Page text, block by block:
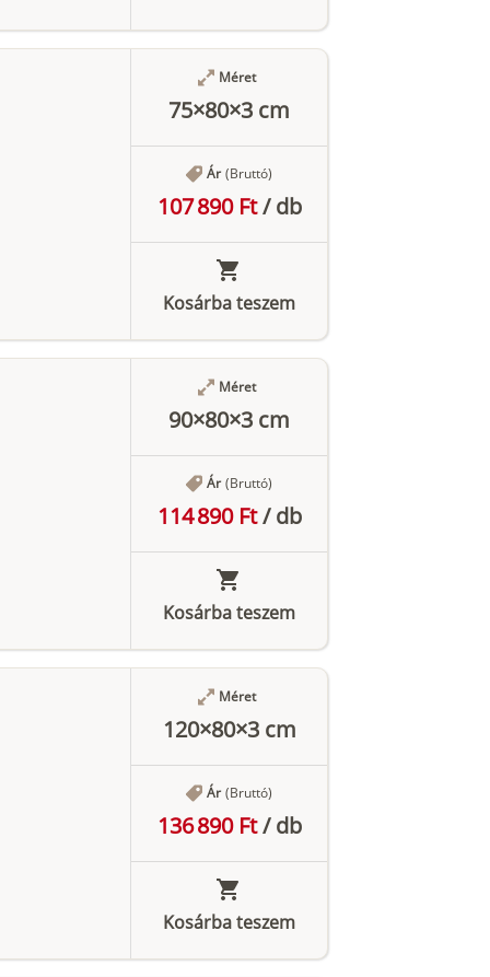
Méret
75×80×3 cm
Ár (Bruttó)
107 890 Ft/db
Kosárba teszem
Méret
90×80×3 cm
Ár (Bruttó)
114 890 Ft/db
Kosárba teszem
Méret
120×80×3 cm
Ár (Bruttó)
136 890 Ft/db
Kosárba teszem